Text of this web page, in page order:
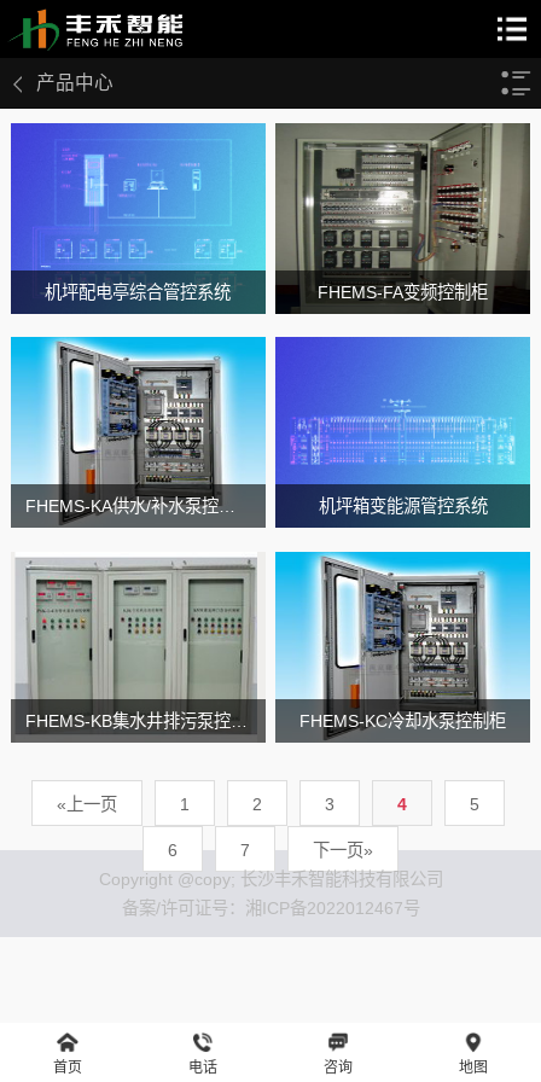
产品中心
机坪配电亭综合管控系统 FHEMS-FA变频控制柜
FHEMS-KA供水/补水泵控制柜 机坪箱变能源管控系统
FHEMS-KB集水井排污泵控制柜 FHEMS-KC冷却水泵控制柜
«上一页 1 2 3 4 5
6 7
下一页»
Copyright @copy; 长沙丰禾智能科技有限公司
备案/许可证号： 湘ICP备2022012467号
首页 电话 咨询 地图